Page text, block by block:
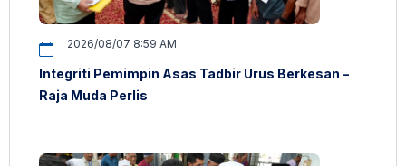
2026/08/07 8:59 AM
Integriti Pemimpin Asas Tadbir Urus Berkesan –
Raja Muda Perlis